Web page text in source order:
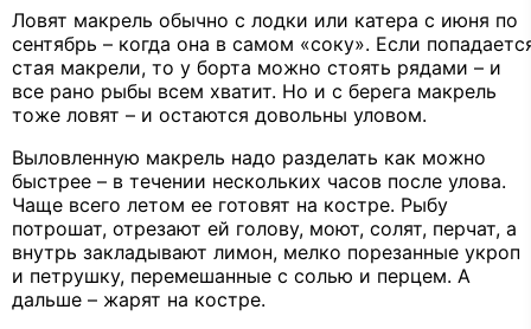
Ловят макрель обычно с лодки или катера с июня по
сентябрь – когда она в самом «соку». Если
стая макрели, то у борта можно стоять рядами – и
все рано рыбы всем хватит. Но и с берега макрель
тоже ловят – и остаются довольны уловом.
Выловленную макрель надо разделать как можно
быстрее – в течении нескольких часов после улова.
Чаще всего летом ее готовят на костре. Рыбу
потрошат, отрезают ей голову, моют, солят, перчат, а
внутрь закладывают лимон, мелко порезанные укроп
и петрушку, перемешанные с солью и перцем. А
дальше – жарят на костре.